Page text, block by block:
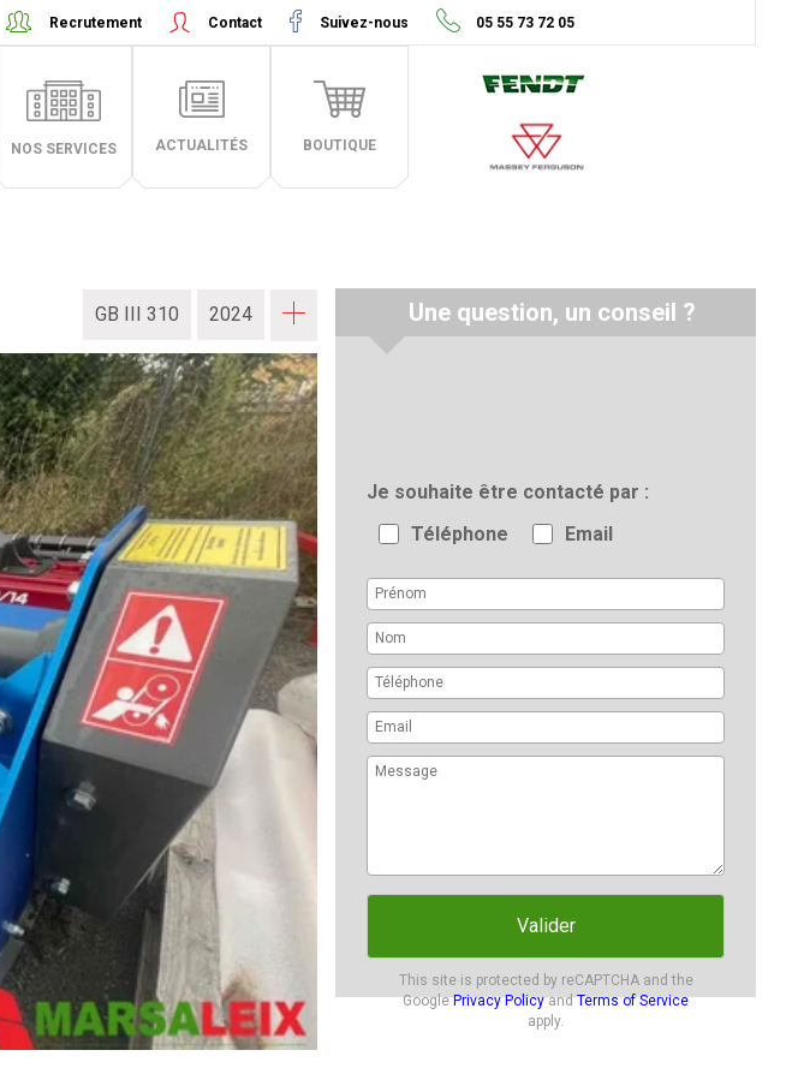
Recrutement Contact Suivez-nous 05 55 73 72 05
NOS SERVICES ACTUALITÉS BOUTIQUE
GB III 310 2024 Une question, un conseil ?
Je souhaite être contacté par
Téléphone
Email
Valider
This site is protected by reCAPTCHA and the
GooglePrivacy PolicyandTerms of Service
apply.